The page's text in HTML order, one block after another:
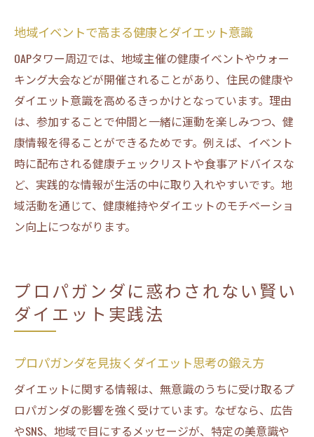
地域イベントで高まる健康とダイエット意識
OAPタワー周辺では、地域主催の健康イベントやウォー
キング大会などが開催されることがあり、住民の健康や
ダイエット意識を高めるきっかけとなっています。理由
は、参加することで仲間と一緒に運動を楽しみつつ、健
康情報を得ることができるためです。例えば、イベント
時に配布される健康チェックリストや食事アドバイスな
ど、実践的な情報が生活の中に取り入れやすいです。地
域活動を通じて、健康維持やダイエットのモチベーショ
ン向上につながります。
プロパガンダに惑わされない賢い
ダイエット実践法
プロパガンダを見抜くダイエット思考の鍛え方
ダイエットに関する情報は、無意識のうちに受け取るプ
ロパガンダの影響を強く受けています。なぜなら、広告
やSNS、地域で目にするメッセージが、特定の美意識や